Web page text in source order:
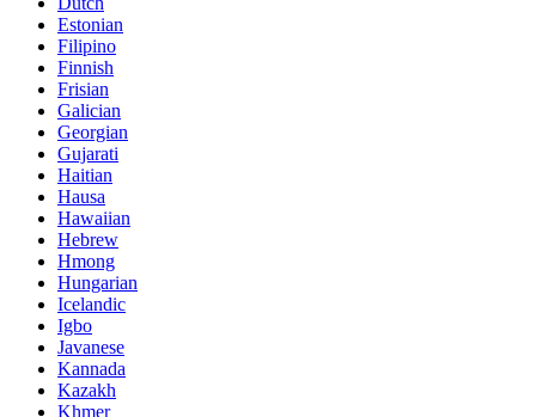
Estonian
Filipino
Finnish
Frisian
Galician
Georgian
Gujarati
Haitian
Hausa
Hawaiian
Hebrew
Hmong
Hungarian
Icelandic
Igbo
Javanese
Kannada
Kazakh
Khmer